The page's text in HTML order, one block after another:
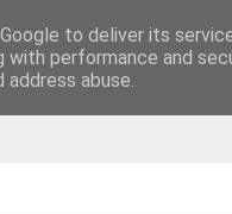
to deliver its
with performance and
abuse.